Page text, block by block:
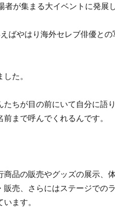
が集まる大イベントに発展
ばやはり海外セレブ俳優との
た。
ちが目の前にいて自分に語
まで呼んでくれるんです。
品の販売やグッズの展示、
売、さらにはステージでの
ます。